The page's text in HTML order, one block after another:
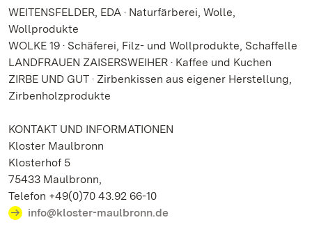
WEITENSFELDER, EDA · Naturfärberei, Wolle,
Wollprodukte
WOLKE 19 · Schäferei, Filz- und Wollprodukte, Schaffelle
LANDFRAUEN ZAISERSWEIHER · Kaffee und Kuchen
ZIRBE UND GUT · Zirbenkissen aus eigener Herstellung,
Zirbenholzprodukte
KONTAKT UND INFORMATIONEN
Kloster Maulbronn
Klosterhof 5
75433 Maulbronn,
Telefon +49(0)70 43.92 66-10
info@kloster-maulbronn.de